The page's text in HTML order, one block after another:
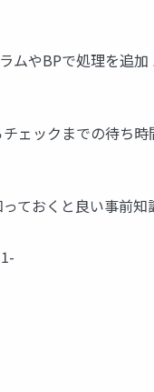
ムやBPで処理を追加
ェックまでの待ち時
ておくと良い事前知